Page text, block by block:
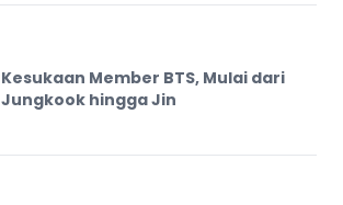
Kesukaan Member BTS, Mulai dari
Jungkook hingga Jin